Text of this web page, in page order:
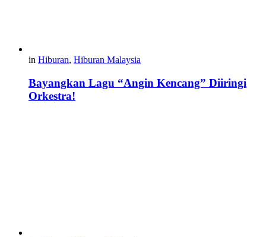
in Hiburan, Hiburan Malaysia
Bayangkan Lagu “Angin Kencang” Diiringi
Orkestra!